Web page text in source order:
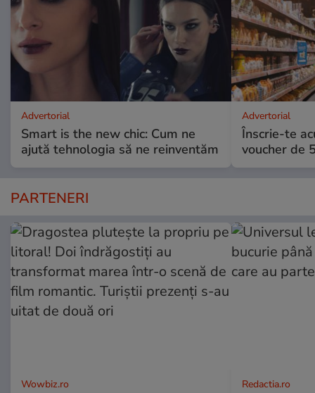
Advertorial
Smart is the new chic: Cum ne
ajută tehnologia să ne reinventăm
Advertorial
Înscrie-te
voucher de
PARTENERI
Wowbiz.ro Redactia.ro